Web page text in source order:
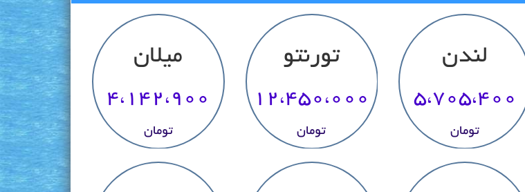
لندن
5،705،400
تومان
تورنتو
12،450،000
تومان
میلان
4،142،900
تومان